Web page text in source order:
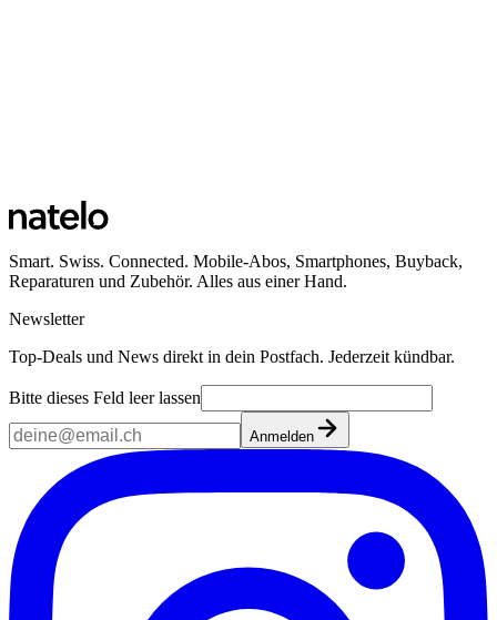
Smart. Swiss. Connected. Mobile-Abos, Smartphones, Buyback,
Reparaturen und Zubehör. Alles aus einer Hand.
Newsletter
Top-Deals und News direkt in dein Postfach. Jederzeit kündbar.
Bitte dieses Feld leer lassen
Anmelden